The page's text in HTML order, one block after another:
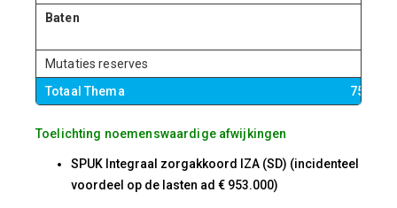
Baten
Mutaties reserves
Totaal Thema
759
Toelichting noemenswaardige afwijkingen
SPUK Integraal zorgakkoord IZA (SD) (incidenteel
voordeel op de lasten ad € 953.000)